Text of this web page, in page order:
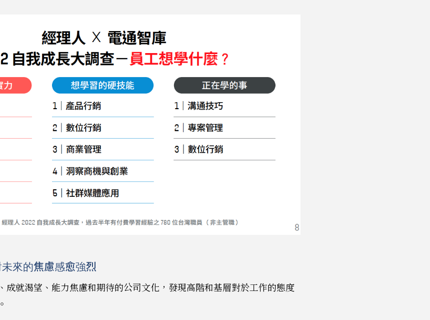
來的焦慮感愈強烈
成就渴望、能力焦慮和期待的公司文化，發現高階和基層對於工作的態度